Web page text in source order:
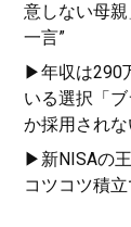
意しない母親
一言”
▶年収は290
いる選択「
か採用されな
▶新NISAの
コツコツ積